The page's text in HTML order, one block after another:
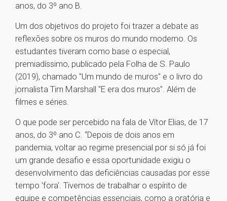
anos, do 3º ano B.
Um dos objetivos do projeto foi trazer a debate as
reflexões sobre os muros do mundo moderno. Os
estudantes tiveram como base o especial,
premiadíssimo, publicado pela Folha de S. Paulo
(2019), chamado "Um mundo de muros" e o livro do
jornalista Tim Marshall "E era dos muros". Além de
filmes e séries.
O que pode ser percebido na fala de Vítor Elias, de 17
anos, do 3º ano C. “Depois de dois anos em
pandemia, voltar ao regime presencial por si só já foi
um grande desafio e essa oportunidade exigiu o
desenvolvimento das deficiências causadas por esse
tempo 'fora'. Tivemos de trabalhar o espírito de
equipe e competências essenciais, como a oratória e